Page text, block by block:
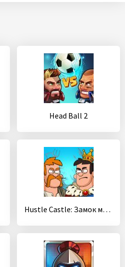
Head Ball 2
Hustle Castle: Замок мечты. RPG-стратегия